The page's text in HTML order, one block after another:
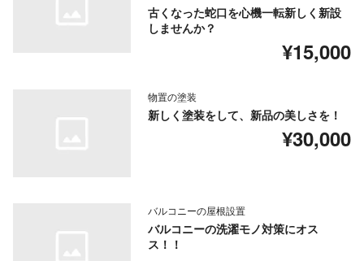
古くなった蛇口を心機一転新しく新設
しませんか？
¥15,000
物置の塗装
新しく塗装をして、新品の美しさを！
¥30,000
バルコニーの屋根設置
バルコニーの洗濯モノ対策にオス
ス！！